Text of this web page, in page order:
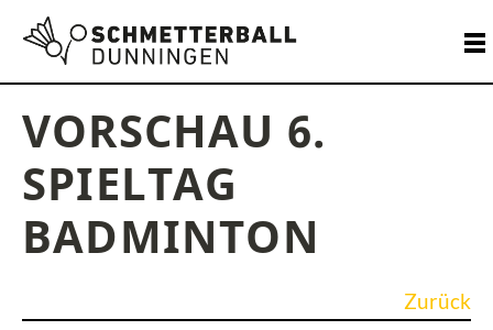
VORSCHAU 6.
SPIELTAG
BADMINTON
Zurück